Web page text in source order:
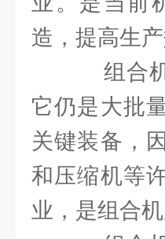
造，提高生
组合机
它仍是大批
关键装备，
和压缩机等
业，是组合